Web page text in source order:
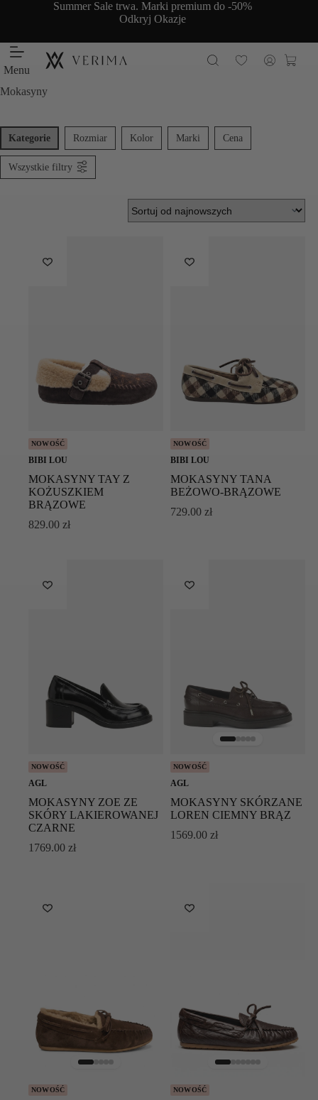
Summer Sale trwa. Marki premium do -50%
Odkryj Okazje
Menu Koszyk
Mokasyny
Kategorie Rozmiar Kolor Marki Cena
Wszystkie filtry
NOWOŚĆ
BIBI LOU
MOKASYNY TAY Z
KOŻUSZKIEM
BRĄZOWE
829.00 zł
NOWOŚĆ
BIBI LOU
MOKASYNY TANA
BEŻOWO-BRĄZOWE
729.00zł
NOWOŚĆ
AGL
MOKASYNY ZOE ZE
SKÓRY LAKIEROWANEJ
CZARNE
1769.00 zł
NOWOŚĆ
AGL
MOKASYNY SKÓRZANE
LOREN CIEMNY BRĄZ
1569.00zł
NOWOŚĆ NOWOŚĆ